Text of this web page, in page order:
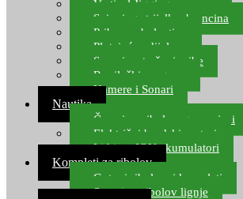
Vertical Jigging
Spinning strijelke, brancina
Pribor za bolentino
Plutajuća odijela
Sonari za traženje ribe
Ronilački program
Kamere i Sonari
Nautika
Čamci za ribolov, gumenjaci
Električni brodski motori
Lithium ION akumulatori
Kompleti za ribolov
Gotovi ribolovni kompleti
Setovi za ribolov lignje